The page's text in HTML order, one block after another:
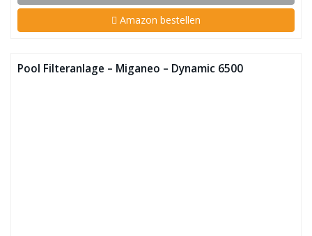
Amazon bestellen
Pool Filteranlage – Miganeo – Dynamic 6500